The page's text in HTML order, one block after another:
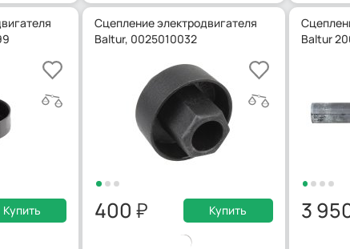
Купить
Сцепление электродвигателя
Baltur, 0025010032
400 Купить
Baltur
3